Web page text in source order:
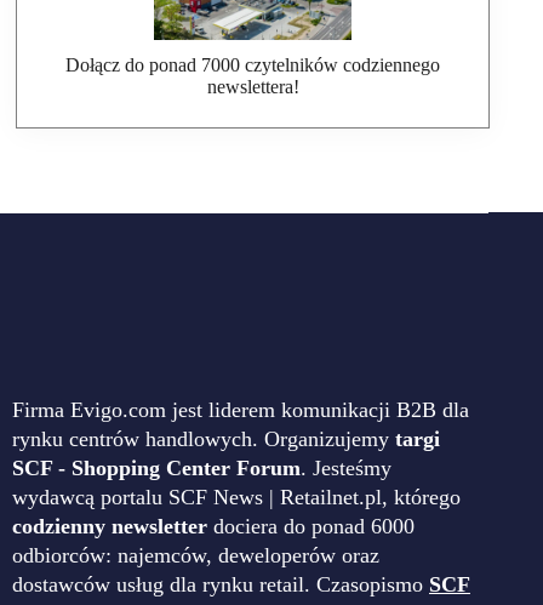
Dołącz do ponad 7000 czytelników codziennego
newslettera!
Firma Evigo.com jest liderem komunikacji B2B dla
rynku centrów handlowych. Organizujemy targi
SCF - Shopping Center Forum. Jesteśmy
wydawcą portalu SCF News | Retailnet.pl, którego
codzienny newsletter dociera do ponad 6000
odbiorców: najemców, deweloperów oraz
dostawców usług dla rynku retail. Czasopismo SCF